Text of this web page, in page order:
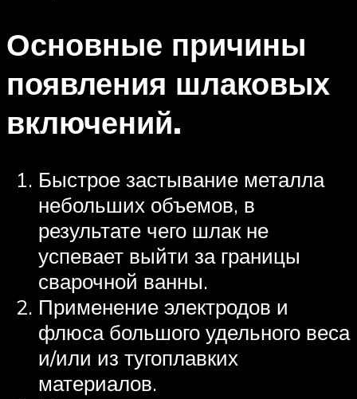
Основные причины
появления шлаковых
включений.
Быстрое застывание металла
небольших объемов, в
результате чего шлак не
успевает выйти за границы
сварочной ванны.
Применение электродов и
флюса большого удельного веса
и/или из тугоплавких
материалов.